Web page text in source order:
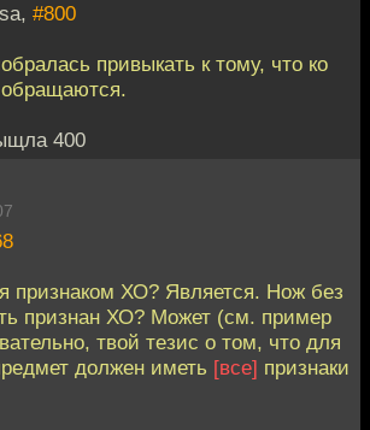
#800
привыкать к тому, что ко
400
признаком ХО? Является. Нож без
признан ХО? Может (см. пример
твой тезис о том, что для
должен иметь [все] признаки